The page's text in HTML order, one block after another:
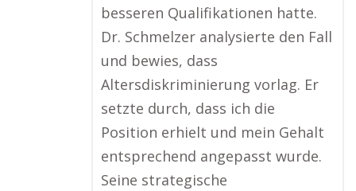
besseren Qualifikationen hatte.
Dr. Schmelzer analysierte den Fall
und bewies, dass
Altersdiskriminierung vorlag. Er
setzte durch, dass ich die
Position erhielt und mein Gehalt
entsprechend angepasst wurde.
Seine strategische